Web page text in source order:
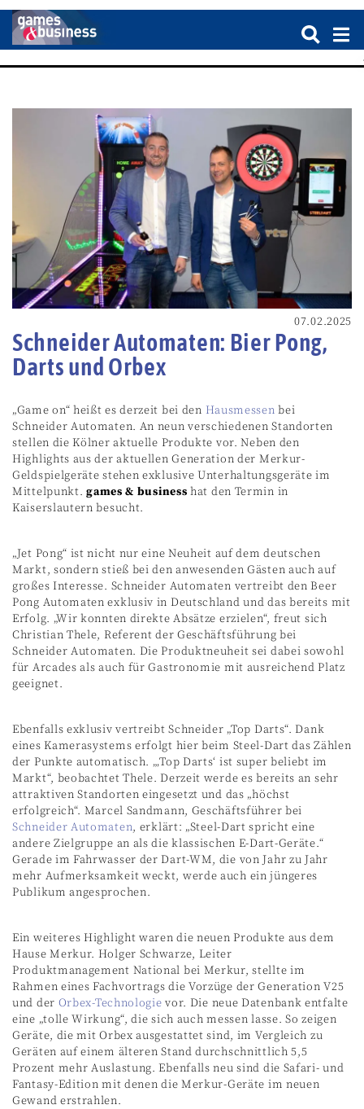
07.02.2025
Schneider Automaten: Bier Pong,
Darts und Orbex
„Game on“ heißt es derzeit bei den Hausmessen bei
Schneider Automaten. An neun verschiedenen Standorten
stellen die Kölner aktuelle Produkte vor. Neben den
Highlights aus der aktuellen Generation der Merkur-
Geldspielgeräte stehen exklusive Unterhaltungsgeräte im
Mittelpunkt.games & business hat den Termin in
Kaiserslautern besucht.
„Jet Pong“ ist nicht nur eine Neuheit auf dem deutschen
Markt, sondern stieß bei den anwesenden Gästen auch auf
großes Interesse. Schneider Automaten vertreibt den Beer
Pong Automaten exklusiv in Deutschland und das bereits mit
Erfolg. „Wir konnten direkte Absätze erzielen“, freut sich
Christian Thele, Referent der Geschäftsführung bei
Schneider Automaten. Die Produktneuheit sei dabei sowohl
für Arcades als auch für Gastronomie mit ausreichend Platz
geeignet.
Ebenfalls exklusiv vertreibt Schneider „Top Darts“. Dank
eines Kamerasystems erfolgt hier beim Steel-Dart das Zählen
der Punkte automatisch. „‚Top Darts‘ ist super beliebt im
Markt“, beobachtet Thele. Derzeit werde es bereits an sehr
attraktiven Standorten eingesetzt und das „höchst
erfolgreich“. Marcel Sandmann, Geschäftsführer bei
Schneider Automaten, erklärt: „Steel-Dart spricht eine
andere Zielgruppe an als die klassischen E-Dart-Geräte.“
Gerade im Fahrwasser der Dart-WM, die von Jahr zu Jahr
mehr Aufmerksamkeit weckt, werde auch ein jüngeres
Publikum angesprochen.
Ein weiteres Highlight waren die neuen Produkte aus dem
Hause Merkur. Holger Schwarze, Leiter
Produktmanagement National bei Merkur, stellte im
Rahmen eines Fachvortrags die Vorzüge der Generation V25
und der Orbex-Technologie vor. Die neue Datenbank entfalte
eine „tolle Wirkung“, die sich auch messen lasse. So zeigen
Geräte, die mit Orbex ausgestattet sind, im Vergleich zu
Geräten auf einem älteren Stand durchschnittlich 5,5
Prozent mehr Auslastung. Ebenfalls neu sind die Safari- und
Fantasy-Edition mit denen die Merkur-Geräte im neuen
Gewand erstrahlen.